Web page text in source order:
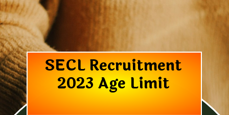
SECL Recruitment
2023 Age Limit